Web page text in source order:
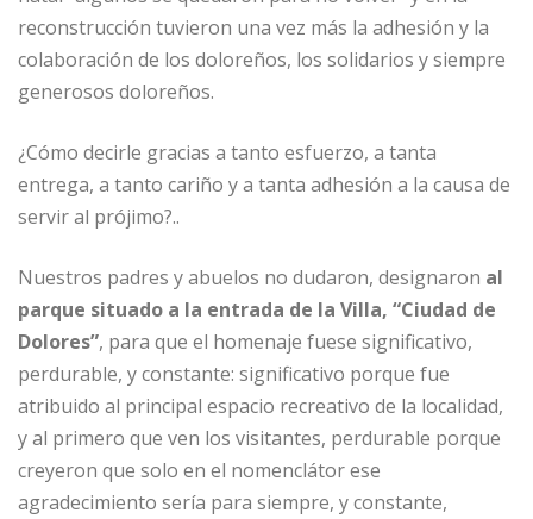
reconstrucción tuvieron una vez más la adhesión y la
colaboración de los doloreños, los solidarios y siempre
generosos doloreños.
¿Cómo decirle gracias a tanto esfuerzo, a tanta
entrega, a tanto cariño y a tanta adhesión a la causa de
servir al prójimo?..
Nuestros padres y abuelos no dudaron, designaron al
parque situado a la entrada de la Villa, “Ciudad de
Dolores”, para que el homenaje fuese significativo,
perdurable, y constante: significativo porque fue
atribuido al principal espacio recreativo de la localidad,
y al primero que ven los visitantes, perdurable porque
creyeron que solo en el nomenclátor ese
agradecimiento sería para siempre, y constante,